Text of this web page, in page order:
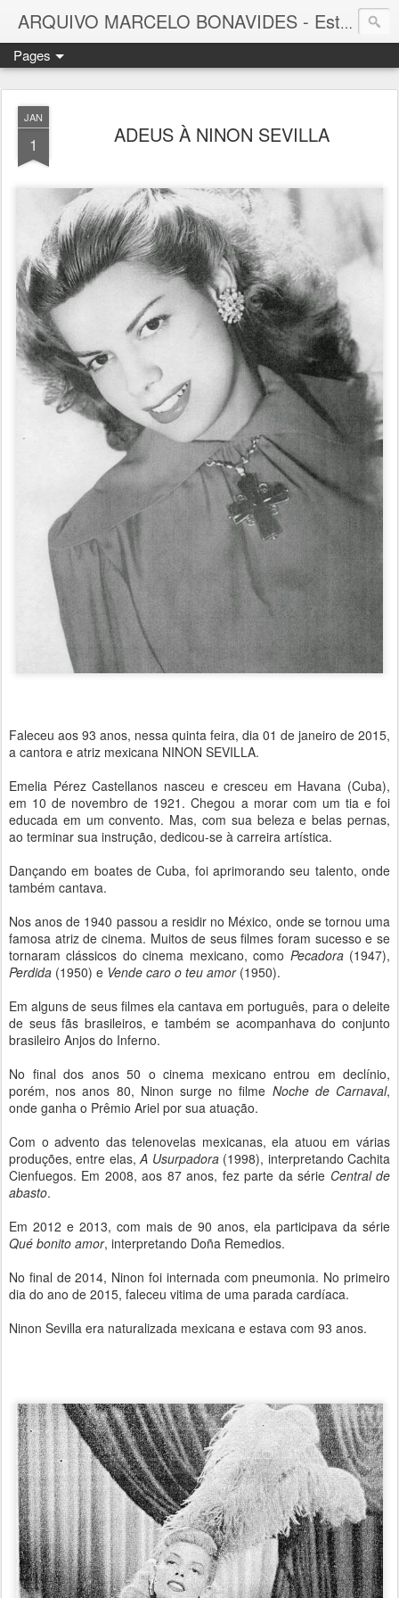
ARQUIVO MARCELO BONAVIDES - Estrelas que nunca se Apagam -
Pages
JAN
1 ADEUS À NINON SEVILLA
Faleceu aos 93 anos, nessa quinta feira, dia 01 de janeiro de 2015,
a cantora e atriz mexicana NINON SEVILLA.
Emelia Pérez Castellanos nasceu e cresceu em Havana (Cuba),
em 10 de novembro de 1921. Chegou a morar com um tia e foi
educada em um convento. Mas, com sua beleza e belas pernas,
ao terminar sua instrução, dedicou-se à carreira artística.
Dançando em boates de Cuba, foi aprimorando seu talento, onde
também cantava.
Nos anos de 1940 passou a residir no México, onde se tornou uma
famosa atriz de cinema. Muitos de seus filmes foram sucesso e se
tornaram clássicos do cinema mexicano, como Pecadora(1947),
Perdida (1950) e Vende caro o teu amor(1950).
Em alguns de seus filmes ela cantava em português, para o deleite
de seus fãs brasileiros, e também se acompanhava do conjunto
brasileiro Anjos do Inferno.
No final dos anos 50 o cinema mexicano entrou em declínio,
porém, nos anos 80, Ninon surge no filme Noche de Carnaval,
onde ganha o Prêmio Ariel por sua atuação.
Com o advento das telenovelas mexicanas, ela atuou em várias
produções, entre elas,A Usurpadora(1998), interpretando Cachita
Cienfuegos. Em 2008, aos 87 anos, fez parte da série Central de
abasto.
Em 2012 e 2013, com mais de 90 anos, ela participava da série
Qué bonito amor, interpretando Doña Remedios.
No final de 2014, Ninon foi internada com pneumonia. No primeiro
dia do ano de 2015, faleceu vitima de uma parada cardíaca.
Ninon Sevilla era naturalizada mexicana e estava com 93 anos.